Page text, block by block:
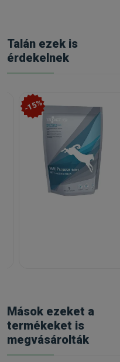
Talán ezek is
érdekelnek
-15%
Mások ezeket a
termékeket is
megvásárolták